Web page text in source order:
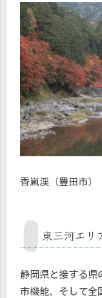
香嵐渓（豊田市）
東三河エリ
静岡県と接する県
市機能、そして全